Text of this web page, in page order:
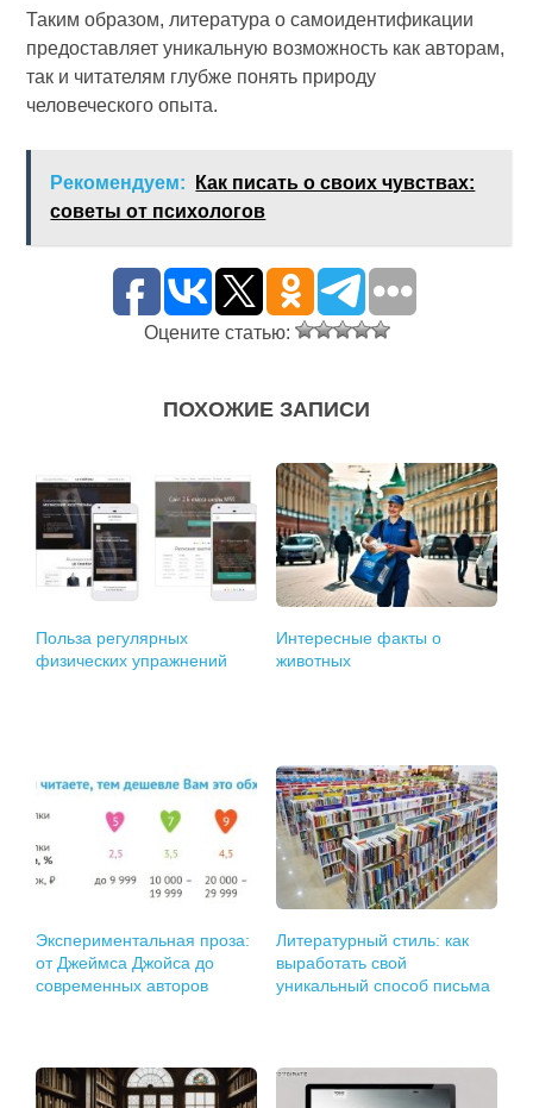
Таким образом, литература о самоидентификации
предоставляет уникальную возможность как авторам,
так и читателям глубже понять природу
человеческого опыта.
Рекомендуем:
Как писать о своих чувствах:
советы от психологов
Оцените статью:
ПОХОЖИЕ ЗАПИСИ
Польза регулярных
физических упражнений
Интересные факты о
животных
Экспериментальная проза:
от Джеймса Джойса до
современных авторов
Литературный стиль: как
выработать свой
уникальный способ письма